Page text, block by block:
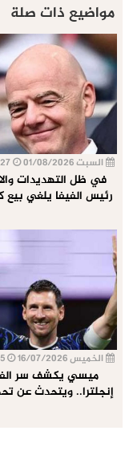
مواضيع ذات صلة
السبت 01/08/2026
في ظل التهديدات
رئيس الفيفا يلغي بيع
الخميس 16/07/2026
ميسي يكشف سر
إنجلترا.. ويتحدث عن